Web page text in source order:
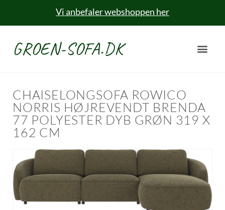
Vi anbefaler webshoppen her
GROEN-SOFA.DK
CHAISELONGSOFA ROWICO
NORRIS HØJREVENDT BRENDA
77 POLYESTER DYB GRØN 319 X
162 CM